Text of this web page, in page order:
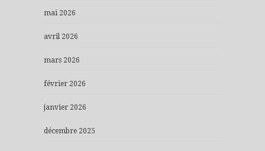
mai 2026
avril 2026
mars 2026
février 2026
janvier 2026
décembre 2025